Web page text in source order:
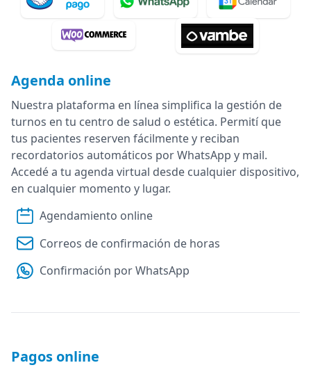
Agenda online
Nuestra plataforma en línea simplifica la gestión de
turnos en tu centro de salud o estética. Permití que
tus pacientes reserven fácilmente y reciban
recordatorios automáticos por WhatsApp y mail.
Accedé a tu agenda virtual desde cualquier dispositivo,
en cualquier momento y lugar.
Agendamiento online
Correos de confirmación de horas
Confirmación por WhatsApp
Pagos online